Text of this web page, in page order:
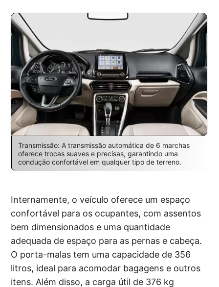
Transmissão: A transmissão automática de 6 marchas
oferece trocas suaves e precisas, garantindo uma
condução confortável em qualquer tipo de terreno.
Internamente, o veículo oferece um espaço
confortável para os ocupantes, com assentos
bem dimensionados e uma quantidade
adequada de espaço para as pernas e cabeça.
O porta-malas tem uma capacidade de 356
litros, ideal para acomodar bagagens e outros
itens. Além disso, a carga útil de 376 kg